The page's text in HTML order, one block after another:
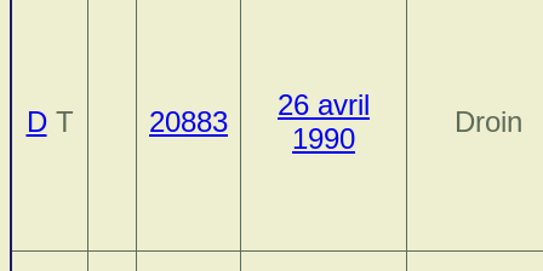
DT 20883
26 avril
1990
Droin